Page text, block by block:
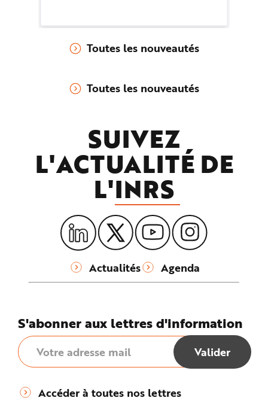
Toutes les nouveautés
Toutes les nouveautés
SUIVEZ
L'ACTUALITÉ DE
L'INRS
Actualités Agenda
S'abonner aux lettres d'information
Accéder à toutes nos lettres